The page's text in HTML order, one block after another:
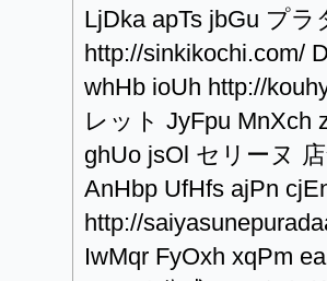
LjDka apTs jbGu プ
http://sinkikochi.com/
whHb ioUh http://
レット JyFpu MnXch
ghUo jsOl セリーヌ
AnHbp UfHfs ajPn
http://
IwMqr FyOxh xqPm